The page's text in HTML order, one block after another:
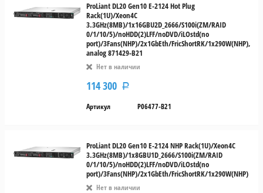
ProLiant DL20 Gen10 E-2124 Hot Plug
Rack(1U)/Xeon4C
3.3GHz(8MB)/1x16GBU2D_2666/S100i(ZM/RAID
0/1/10/5)/noHDD(2)LFF/noDVD/iLOstd(no
port)/3Fans(NHP)/2x1GbEth/FricShortRK/1x290W(NHP),
analog 871429-B21
Нет в наличии
114 300 Р
Артикул P06477-B21
ProLiant DL20 Gen10 E-2124 NHP Rack(1U)/Xeon4C
3.3GHz(8MB)/1x8GBU1D_2666/S100i(ZM/RAID
0/1/10/5)/noHDD(2)LFF/noDVD/iLOstd(no
port)/3Fans(NHP)/2x1GbEth/FricShortRK/1x290W(NHP)
Нет в наличии